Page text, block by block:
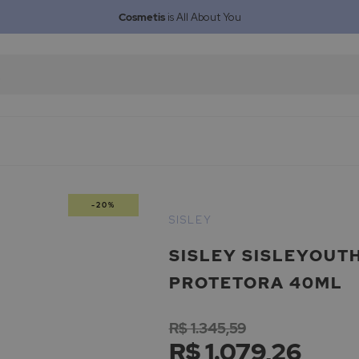
Cosmetisis All About You
-20%
SISLEY
PROTETORA 40ML
SISLEY
R$ 1.079,26
R$ 1.345,59